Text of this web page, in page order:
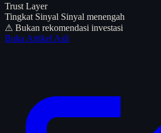
Trust Layer
Tingkat Sinyal Sinyal menengah
⚠ Bukan rekomendasi investasi
Buka Artikel Asli